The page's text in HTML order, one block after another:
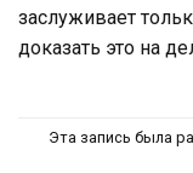
заслуживает
доказать это на
Эта запись была